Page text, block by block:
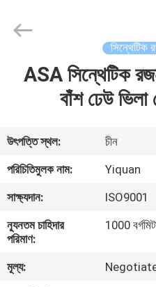
বাড়ি
আমাদের
সম্পর্কে
কারখানা
ভ্রমণ
Building
Material
Reserved.
সিন্থেটিক
ASA সিন্থেটিক
বাঁশ ঢেউ
উৎপত্তি স্থল:
চীন
পরিচিতিমুলক নাম:
Yiquan
সাক্ষ্যদান:
ISO9001
ন্যূনতম চাহিদার
পরিমাণ:
1000
মূল্য: